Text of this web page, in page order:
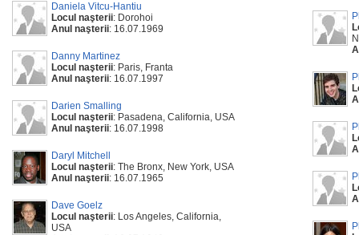
Daniela Vitcu-Hantiu
Locul naşterii: Dorohoi
Anul naşterii: 16.07.1969
Danny Martinez
Locul naşterii: Paris, Franta
Anul naşterii: 16.07.1997
Darien Smalling
Locul naşterii: Pasadena, California, USA
Anul naşterii: 16.07.1998
Daryl Mitchell
Locul naşterii: The Bronx, New York, USA
Anul naşterii: 16.07.1965
Dave Goelz
Locul naşterii: Los Angeles, California,
USA